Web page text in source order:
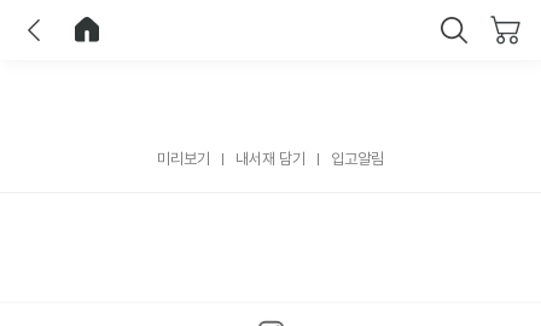
미리보기 내서재 담기 입고알림